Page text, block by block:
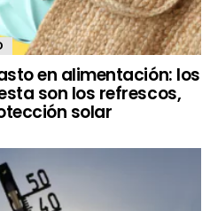
en alimentación: los
son los refrescos,
solar